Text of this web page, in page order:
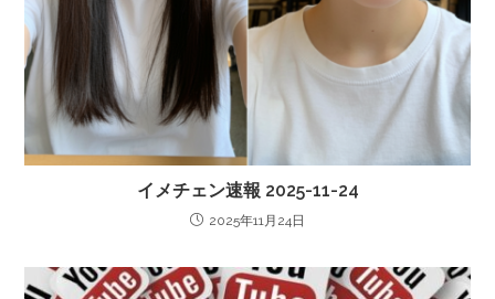
イメチェン速報 2025-11-24
2025年11月24日